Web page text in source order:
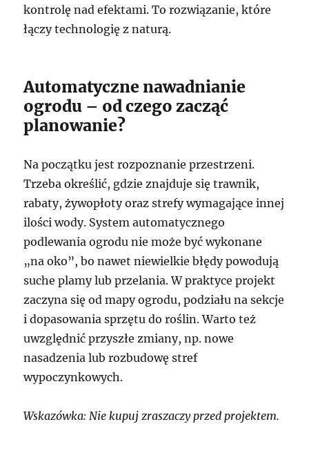
kontrolę nad efektami. To rozwiązanie, które
łączy technologię z naturą.
Automatyczne nawadnianie
ogrodu – od czego zacząć
planowanie?
Na początku jest rozpoznanie przestrzeni.
Trzeba określić, gdzie znajduje się trawnik,
rabaty, żywopłoty oraz strefy wymagające innej
ilości wody. System automatycznego
podlewania ogrodu nie może być wykonane
„na oko”, bo nawet niewielkie błędy powodują
suche plamy lub przelania. W praktyce projekt
zaczyna się od mapy ogrodu, podziału na sekcje
i dopasowania sprzętu do roślin. Warto też
uwzględnić przyszłe zmiany, np. nowe
nasadzenia lub rozbudowę stref
wypoczynkowych.
Wskazówka: Nie kupuj zraszaczy przed projektem.